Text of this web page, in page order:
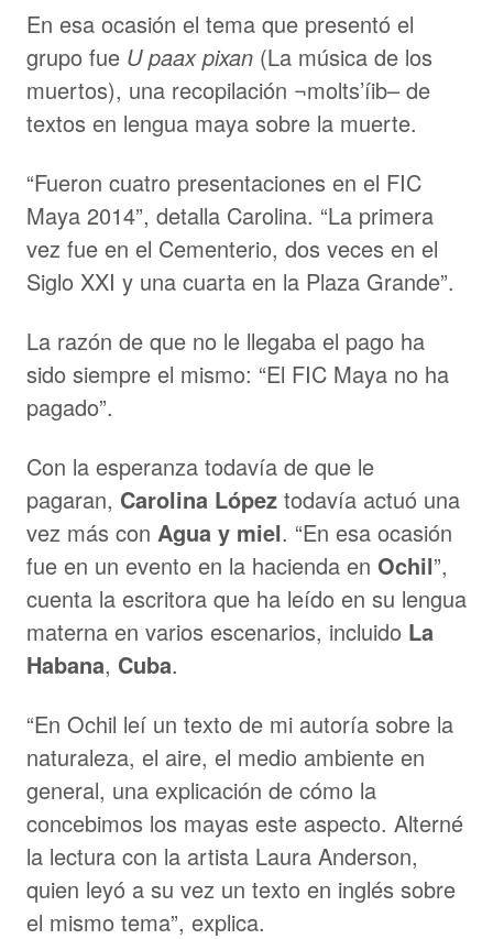
En esa ocasión el tema que presentó el
grupo fue U paax pixan (La música de los
muertos), una recopilación ¬molts’íib– de
textos en lengua maya sobre la muerte.
“Fueron cuatro presentaciones en el FIC
Maya 2014”, detalla Carolina. “La primera
vez fue en el Cementerio, dos veces en el
Siglo XXI y una cuarta en la Plaza Grande”.
La razón de que no le llegaba el pago ha
sido siempre el mismo: “El FIC Maya no ha
pagado”.
Con la esperanza todavía de que le
pagaran, Carolina López todavía actuó una
vez más con Agua y miel. “En esa ocasión
fue en un evento en la hacienda en Ochil”,
cuenta la escritora que ha leído en su lengua
materna en varios escenarios, incluido La
Habana, Cuba.
“En Ochil leí un texto de mi autoría sobre la
naturaleza, el aire, el medio ambiente en
general, una explicación de cómo la
concebimos los mayas este aspecto. Alterné
la lectura con la artista Laura Anderson,
quien leyó a su vez un texto en inglés sobre
el mismo tema”, explica.